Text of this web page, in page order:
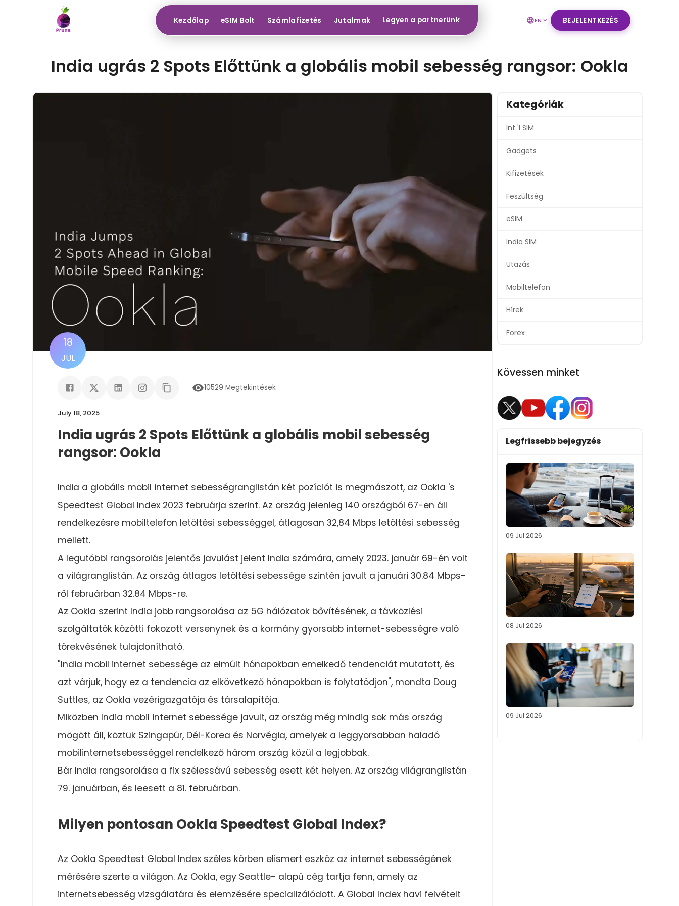
Kezdőlap eSIM Bolt Számlafizetés Jutalmak Legyen a partnerünk EN BEJELENTKEZÉS
India ugrás 2 Spots Előttünk a globális mobil sebesség rangsor: Ookla
18
JUL
10529 Megtekintések
July 18, 2025
India ugrás 2 Spots Előttünk a globális mobil sebesség
rangsor: Ookla
India a globális mobil internet sebességranglistán két pozíciót is megmászott, az Ookla 's
Speedtest Global Index 2023 februárja szerint. Az ország jelenleg 140 országból 67-en áll
rendelkezésre mobiltelefon letöltési sebességgel, átlagosan 32,84 Mbps letöltési sebesség
mellett.
A legutóbbi rangsorolás jelentős javulást jelent India számára, amely 2023. január 69-én volt
a világranglistán. Az ország átlagos letöltési sebessége szintén javult a januári 30.84 Mbps-
ről februárban 32.84 Mbps-re.
Az Ookla szerint India jobb rangsorolása az 5G hálózatok bővítésének, a távközlési
szolgáltatók közötti fokozott versenynek és a kormány gyorsabb internet-sebességre való
törekvésének tulajdonítható.
"India mobil internet sebessége az elmúlt hónapokban emelkedő tendenciát mutatott, és
azt várjuk, hogy ez a tendencia az elkövetkező hónapokban is folytatódjon", mondta Doug
Suttles, az Ookla vezérigazgatója és társalapítója.
Miközben India mobil internet sebessége javult, az ország még mindig sok más ország
mögött áll, köztük Szingapúr, Dél-Korea és Norvégia, amelyek a leggyorsabban haladó
mobilinternetsebességgel rendelkező három ország közül a legjobbak.
Bár India rangsorolása a fix szélessávú sebesség esett két helyen. Az ország világranglistán
79. januárban, és leesett a 81. februárban.
Milyen pontosan Ookla Speedtest Global Index?
Az Ookla Speedtest Global Index széles körben elismert eszköz az internet sebességének
mérésére szerte a világon. Az Ookla, egy Seattle- alapú cég tartja fenn, amely az
internetsebesség vizsgálatára és elemzésére specializálódott. A Global Index havi felvételt
Kategóriák
Int 'l SIM
Gadgets
Kifizetések
Feszültség
eSIM
India SIM
Utazás
Mobiltelefon
Hírek
Forex
Kövessen minket
Legfrissebb bejegyzés
09 Jul 2026
08 Jul 2026
09 Jul 2026